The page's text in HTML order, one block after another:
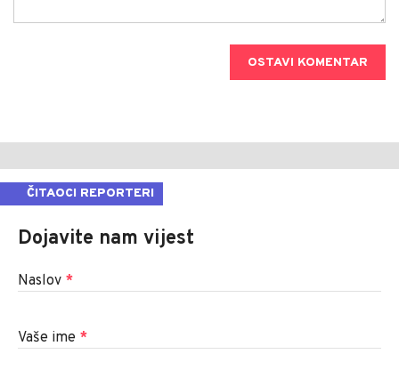
OSTAVI KOMENTAR
ČITAOCI REPORTERI
Dojavite nam vijest
Naslov *
Vaše ime *